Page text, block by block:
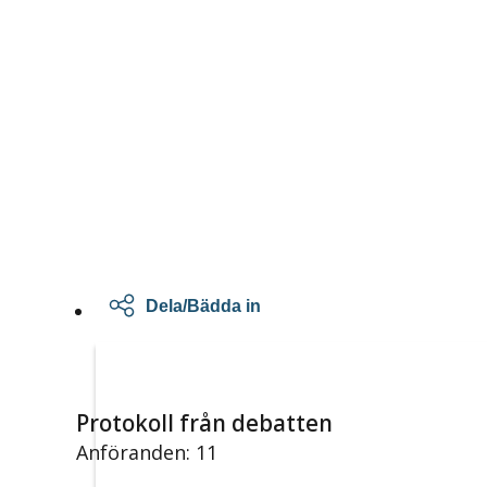
Dela/Bädda in
Protokoll från debatten
Anföranden: 11